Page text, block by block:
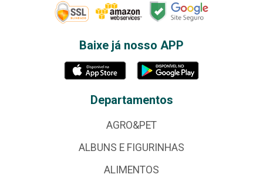
Baixe já nosso APP
Departamentos
AGRO&PET
ALBUNS E FIGURINHAS
ALIMENTOS